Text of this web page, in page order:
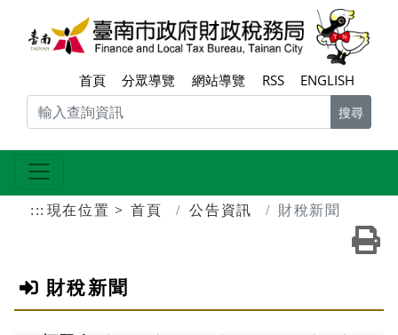
跳到主要內容區塊
首頁 分眾導覽 網站導覽 RSS ENGLISH
搜尋
::: 現在位置 首頁 公告資訊
財稅新聞
財稅新聞